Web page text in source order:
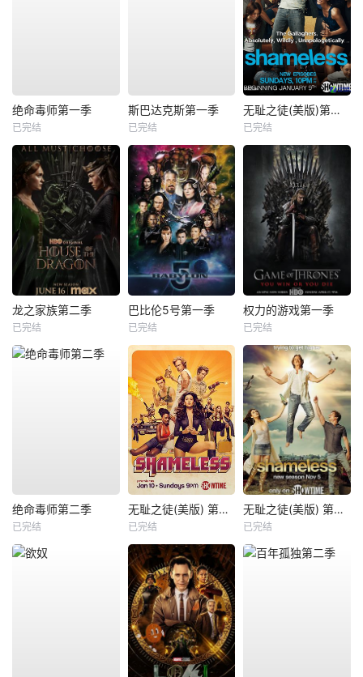
绝命毒师第一季
已完结
斯巴达克斯第一季
已完结
无耻之徒(美版)第一季
已完结
龙之家族第二季
已完结
巴比伦5号第一季
已完结
权力的游戏第一季
已完结
绝命毒师第二季
已完结
无耻之徒(美版) 第六季
已完结
无耻之徒(美版) 第八季
已完结